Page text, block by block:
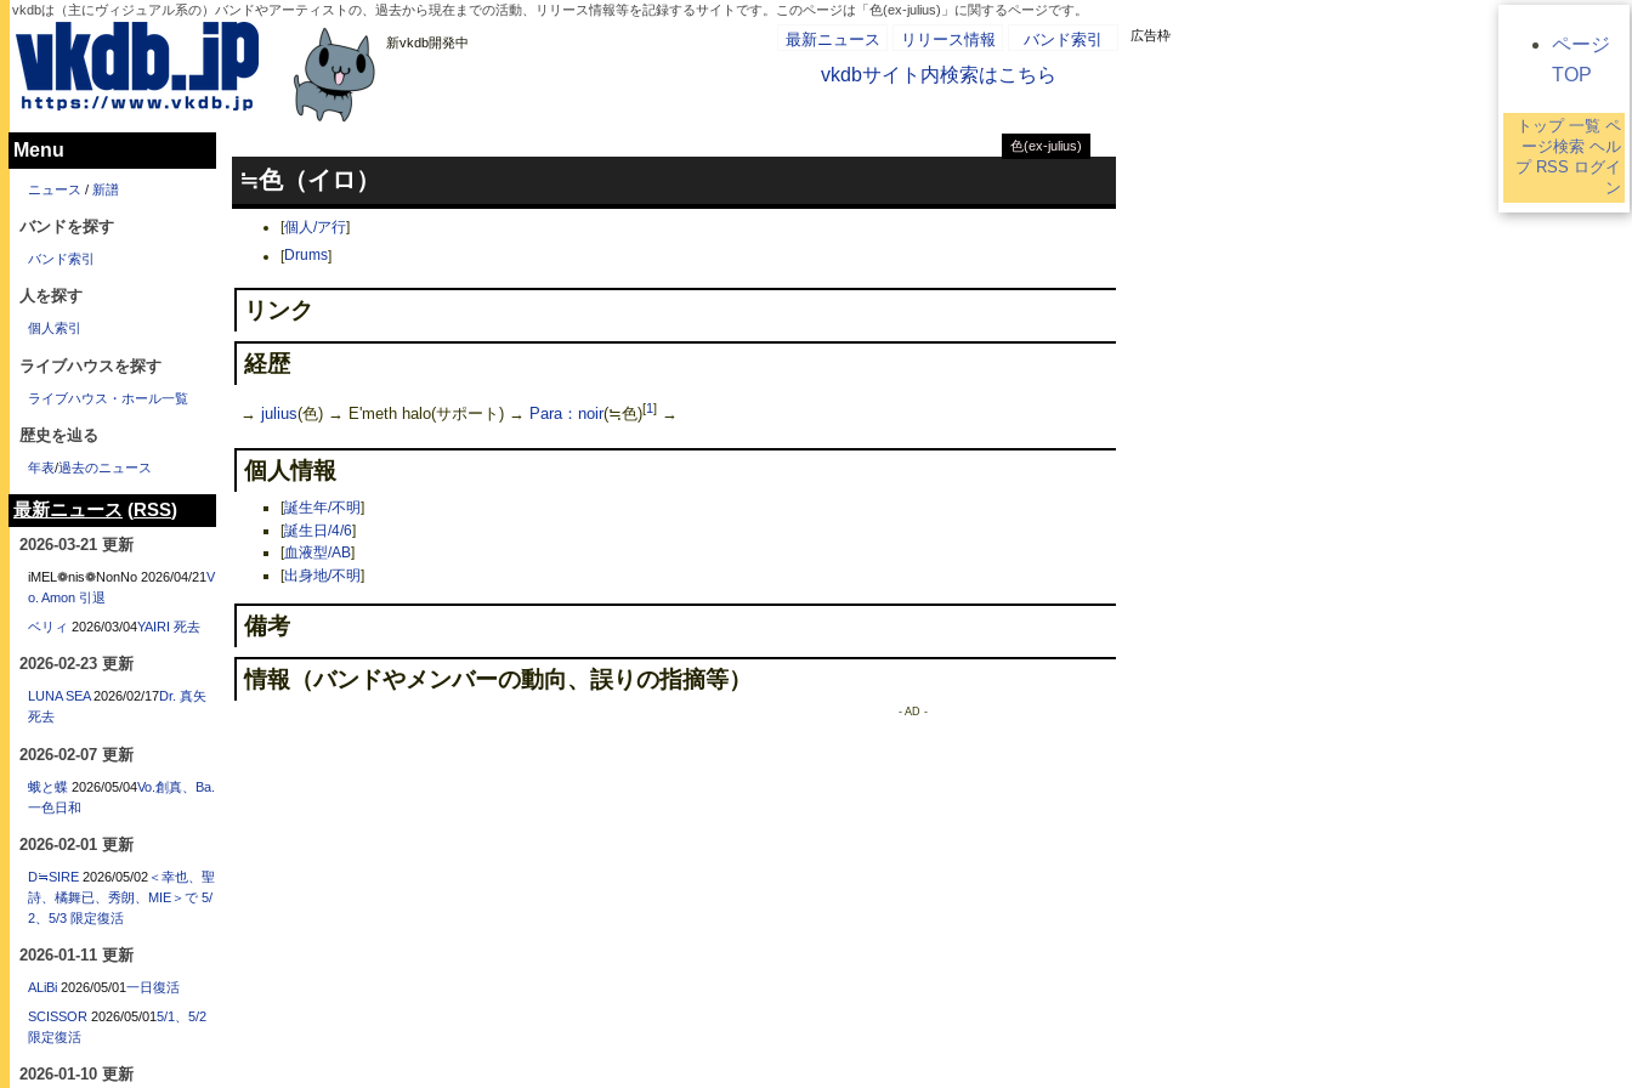
vkdbは（主にヴィジュアル系の）バンドやアーティストの、過去から現在までの活動、リリース情報等を記録するサイトです。このページは「色(ex-julius)」に関するページです。
新vkdb開発中 最新ニュース リリース情報 バンド索引
vkdbサイト内検索はこちら
色(ex-julius)
≒色（イロ）
[個人/ア行]
[Drums]
リンク
経歴
→ julius(色) → E'meth halo(サポート) → Para：noir(≒色)[1]→
個人情報
[誕生年/不明]
[誕生日/4/6]
[血液型/AB]
[出身地/不明]
備考
情報（バンドやメンバーの動向、誤りの指摘等）
- AD -
広告枠
Menu
ニュース / 新譜
バンドを探す
バンド索引
人を探す
個人索引
ライブハウスを探す
ライブハウス・ホール一覧
歴史を辿る
年表/過去のニュース
最新ニュース (RSS)
2026-03-21 更新
iMEL❁nis❁NonNo 2026/04/21 V
o. Amon 引退
ベリィ 2026/03/04YAIRI 死去
2026-02-23 更新
LUNA SEA 2026/02/17Dr. 真矢
死去
2026-02-07 更新
蛾と蝶 2026/05/04Vo.創真、Ba.
一色日和
2026-02-01 更新
D≒SIRE 2026/05/02＜幸也、聖
詩、橘舞已、秀朗、MIE＞で 5/
2、5/3 限定復活
2026-01-11 更新
ALiBi 2026/05/01一日復活
SCISSOR 2026/05/015/1、5/2
限定復活
2026-01-10 更新
ページ
TOP
トップ 一覧 ペ
ージ検索 ヘル
プ RSS ログイ
ン